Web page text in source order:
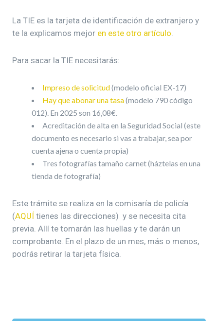
La TIE es la tarjeta de identificación de extranjero y
te la explicamos mejor en este otro artículo
Para sacar la TIE necesitarás:
Impreso de solicitud(modelo oficial EX-17)
Hay que abonar una tasa(modelo 790 código
012). En 2025 son 16,08€.
Acreditación de alta en la Seguridad Social (este
documento es necesario si vas a trabajar, sea por
cuenta ajena o cuenta propia)
Tres fotografías tamaño carnet (háztelas en una
tienda de fotografía)
Este trámite se realiza en la comisaría de policía
(AQUÍ tienes las direcciones) y se necesita cita
previa. Allí te tomarán las huellas y te darán un
comprobante. En el plazo de un mes, más o menos,
podrás retirar la tarjeta física.